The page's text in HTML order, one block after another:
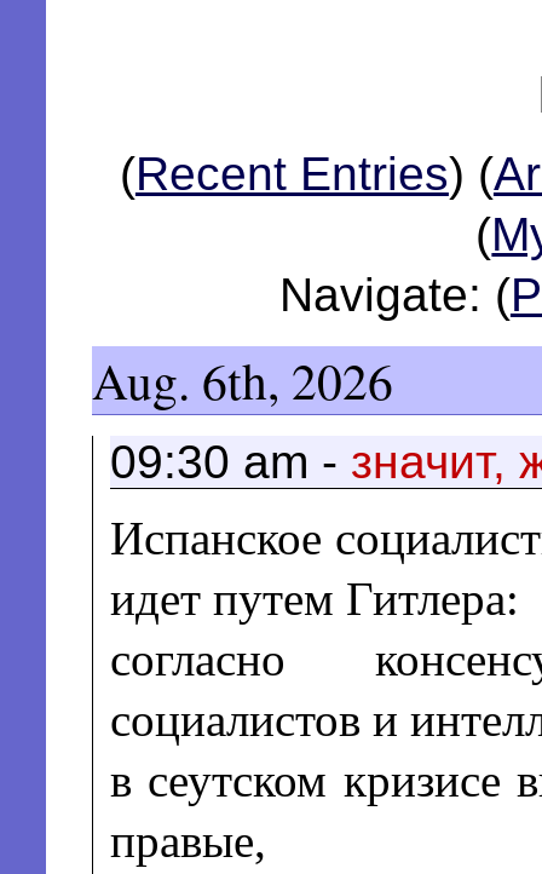
(Recent Entries) (
(
Navigate: (
Aug. 6th, 2026
09:30 am - значит,
Испанское
идeт путем Гитлера:
согласно
социалистов и
в сеутском кризисе
правые,